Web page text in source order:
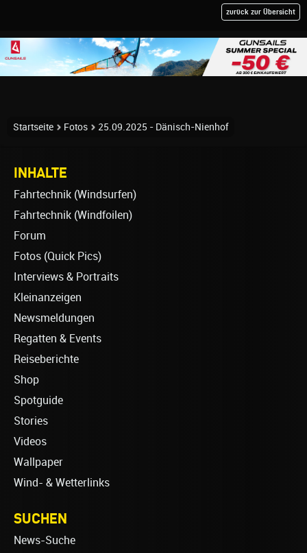
zurück zur Übersicht
Startseite Fotos 25.09.2025 - Dänisch-Nienhof
INHALTE
Fahrtechnik (Windsurfen)
Fahrtechnik (Windfoilen)
Forum
Fotos (Quick Pics)
Interviews & Portraits
Kleinanzeigen
Newsmeldungen
Regatten & Events
Reiseberichte
Shop
Spotguide
Stories
Videos
Wallpaper
Wind- & Wetterlinks
SUCHEN
News-Suche